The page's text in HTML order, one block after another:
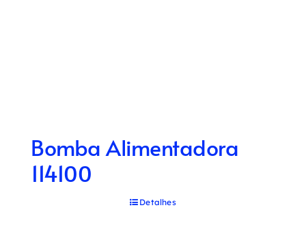
Bomba Alimentadora
114100
Detalhes